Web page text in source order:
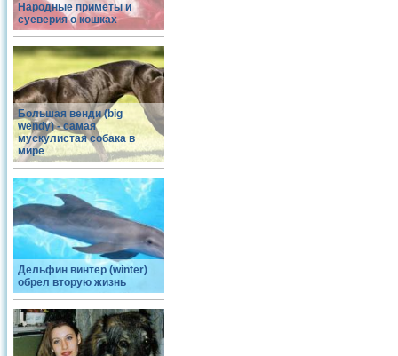
Народные приметы и
суеверия о кошках
Большая венди (big
wendy) - самая
мускулистая собака в
мире
Дельфин винтер (winter)
обрел вторую жизнь